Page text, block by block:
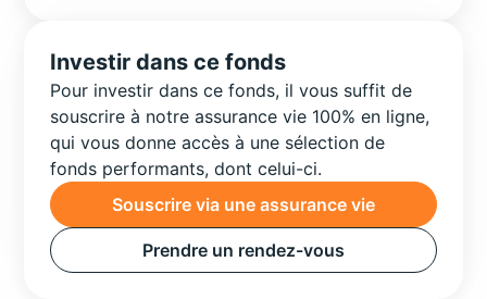
Investir dans ce fonds
Pour investir dans ce fonds, il vous suffit de
souscrire à notre assurance vie 100% en ligne,
qui vous donne accès à une sélection de
fonds performants, dont celui-ci.
Souscrire via une assurance vie
Prendre un rendez-vous